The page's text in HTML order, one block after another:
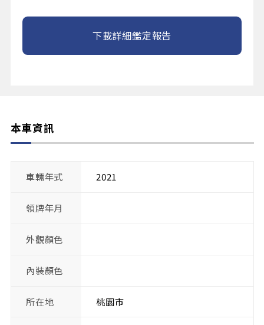
下載詳細鑑定報告
本車資訊
車輛年式 2021
領牌年月
外觀顏色
內裝顏色
所在地 桃園市